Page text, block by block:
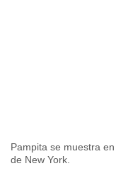
Pampita se muestra
de New York.